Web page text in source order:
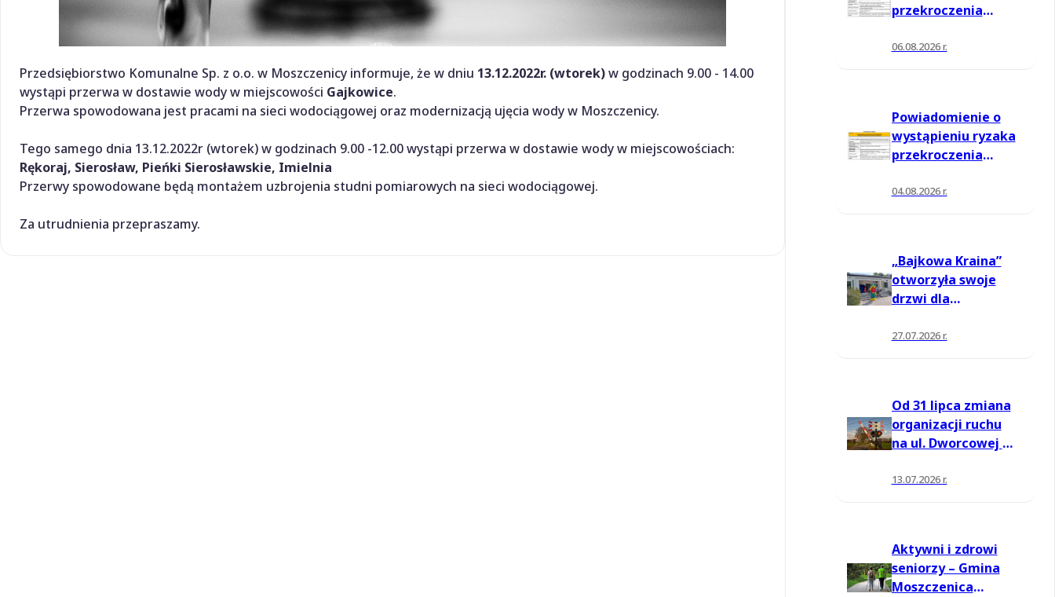
Przedsiębiorstwo Komunalne Sp. z o.o. w Moszczenicy informuje, że w dniu 13.12.2022r. (wtorek)w godzinach 9.00 - 14.00
wystąpi przerwa w dostawie wody w miejscowości Gajkowice.
Przerwa spowodowana jest pracami na sieci wodociągowej oraz modernizacją ujęcia wody w Moszczenicy.
Tego samego dnia 13.12.2022r (wtorek) w godzinach 9.00 -12.00 wystąpi przerwa w dostawie wody w miejscowościach:
Rękoraj, Sierosław, Pieńki Sierosławskie, Imielnia
Przerwy spowodowane będą montażem uzbrojenia studni pomiarowych na sieci wodociągowej.
Za utrudnienia przepraszamy.
przekroczenia
informowania dla
06.08.2026 r.
Powiadomienie o
wystąpieniu ryzaka
przekroczenia
informowania dla
04.08.2026 r.
„Bajkowa Kraina”
otworzyła swoje
drzwi dla
27.07.2026 r.
Od 31 lipca zmiana
organizacji ruchu
na ul. Dworcowej w
13.07.2026 r.
Aktywni i zdrowi
seniorzy – Gmina
Moszczenica